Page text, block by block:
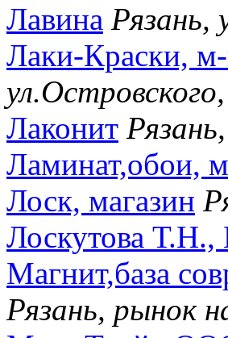
Лавина Рязань,
Лаки-Краски,
Лаконит
Ламинат,обои,
Лоск, магазин
Лоскутова
Магнит,база
Рязань, рынок